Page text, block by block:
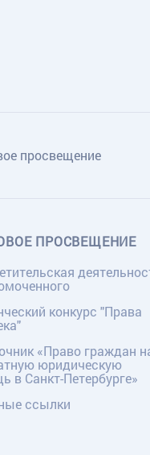
просвещение
ПРОСВЕЩЕНИЕ
конкурс "Права
«Право граждан
юридическую
в Санкт-Петербурге»
ссылки